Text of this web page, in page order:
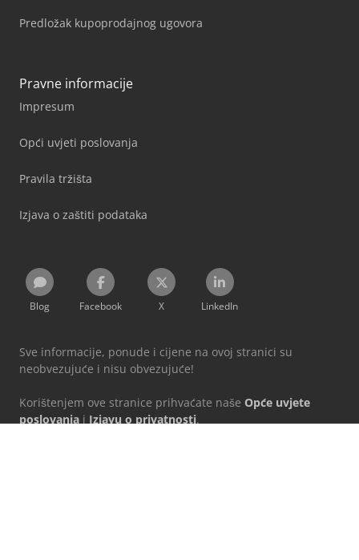
Predložak kupoprodajnog ugovora
Pravne informacije
Impresum
Opći uvjeti poslovanja
Pravila tržišta
Izjava o zaštiti podataka
Blog Facebook X LinkedIn
Sve informacije, ponude i cijene na ovoj stranici su
neobvezujuće i nisu obvezujuće!
Korištenjem ove stranice prihvaćate naše Opće uvjete
poslovanja i Izjavu o privatnosti.